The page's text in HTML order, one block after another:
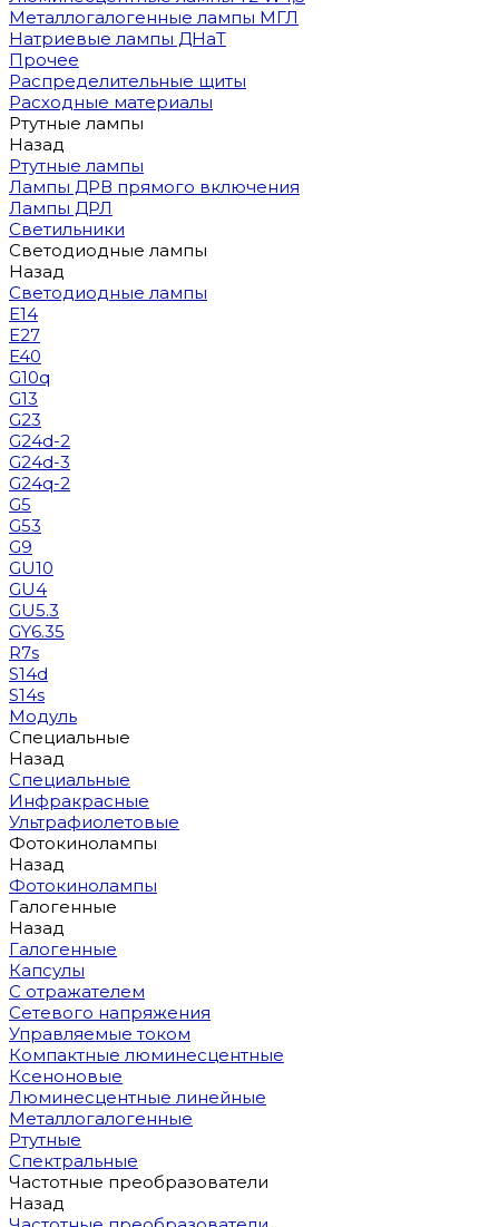
Металлогалогенные лампы МГЛ
Натриевые лампы ДНаТ
Прочее
Распределительные щиты
Расходные материалы
Ртутные лампы
Назад
Ртутные лампы
Лампы ДРВ прямого включения
Лампы ДРЛ
Светильники
Светодиодные лампы
Назад
Светодиодные лампы
E14
E27
E40
G10q
G13
G23
G24d-2
G24d-3
G24q-2
G5
G53
G9
GU10
GU4
GU5.3
GY6.35
R7s
S14d
S14s
Модуль
Специальные
Назад
Специальные
Инфракрасные
Ультрафиолетовые
Фотокинолампы
Назад
Фотокинолампы
Галогенные
Назад
Галогенные
Капсулы
С отражателем
Сетевого напряжения
Управляемые током
Компактные люминесцентные
Ксеноновые
Люминесцентные линейные
Металлогалогенные
Ртутные
Спектральные
Частотные преобразователи
Назад